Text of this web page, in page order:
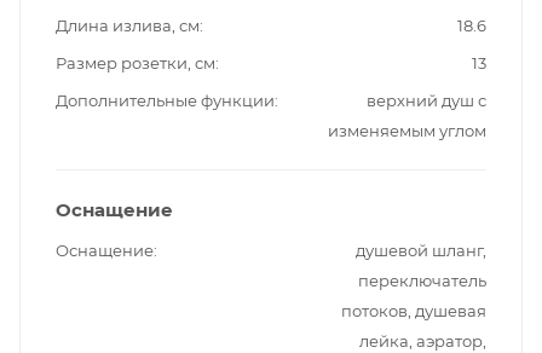
Длина излива, см
18.6
Размер розетки, см
13
Дополнительные функции
верхний душ с
изменяемым углом
Оснащение
Оснащение
душевой шланг,
переключатель
потоков, душевая
лейка, аэратор,